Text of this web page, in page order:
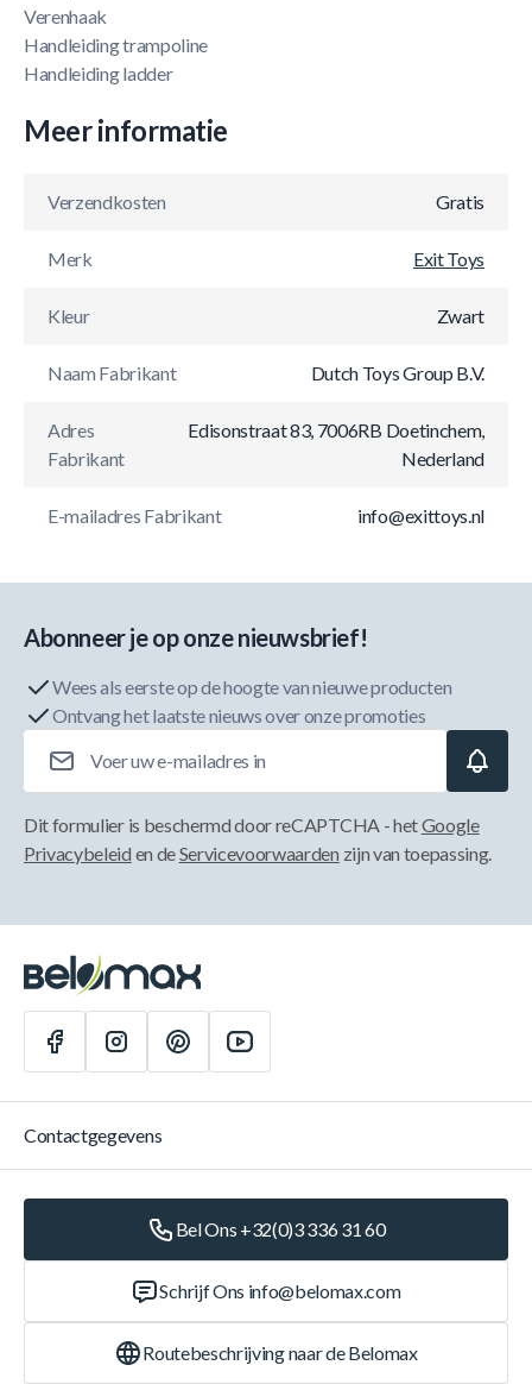
Verenhaak
Handleiding trampoline
Handleiding ladder
Meer informatie
Verzendkosten Gratis
Merk Exit Toys
Kleur Zwart
Naam Fabrikant Dutch Toys Group B.V.
Adres
Fabrikant
Edisonstraat 83, 7006RB Doetinchem,
Nederland
E-mailadres Fabrikant info@exittoys.nl
Abonneer je op onze nieuwsbrief!
Wees als eerste op de hoogte van nieuwe producten
Ontvang het laatste nieuws over onze promoties
Dit formulier is beschermd door reCAPTCHA - hetGoogle
Privacybeleid en deServicevoorwaarden zijn van toepassing.
Contactgegevens
Bel Ons +32(0)3 336 31 60
Schrijf Ons info@belomax.com
Routebeschrijving naar de Belomax